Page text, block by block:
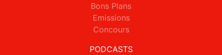
Bons Plans
Emissions
Concours
PODCASTS